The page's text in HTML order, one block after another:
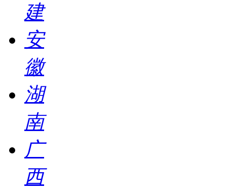
建
安
徽
湖
南
广
西